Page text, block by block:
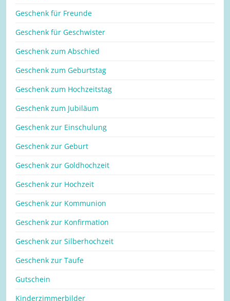
Geschenk für Freunde
Geschenk für Geschwister
Geschenk zum Abschied
Geschenk zum Geburtstag
Geschenk zum Hochzeitstag
Geschenk zum Jubiläum
Geschenk zur Einschulung
Geschenk zur Geburt
Geschenk zur Goldhochzeit
Geschenk zur Hochzeit
Geschenk zur Kommunion
Geschenk zur Konfirmation
Geschenk zur Silberhochzeit
Geschenk zur Taufe
Gutschein
Kinderzimmerbilder